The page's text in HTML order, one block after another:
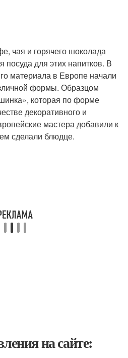
чая и горячего шоколада
посуда для этих напитков. В
материала в Европе начали
формы. Образцом
которая по форме
декоративного и
мастера добавили к
сделали блюдце.
на сайте: